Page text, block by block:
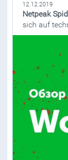
12.12.2019
Netpeak
sich auf